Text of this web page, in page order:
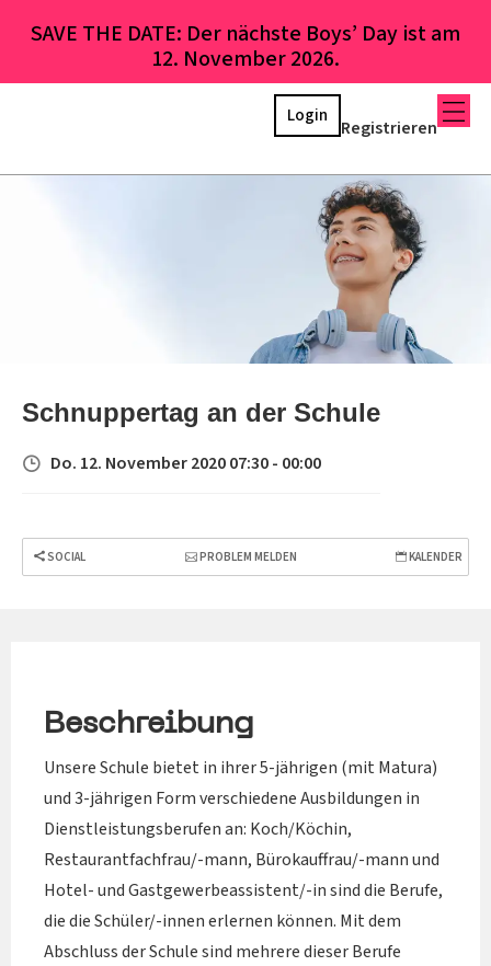
SAVE THE DATE: Der nächste Boys’ Day ist am
12. November 2026.
Registrieren
Login
Schnuppertag an der Schule
Do. 12. November 2020 07:30 - 00:00
SOCIAL PROBLEM MELDEN KALENDER
Beschreibung
Unsere Schule bietet in ihrer 5-jährigen (mit Matura)
und 3-jährigen Form verschiedene Ausbildungen in
Dienstleistungsberufen an: Koch/Köchin,
Restaurantfachfrau/-mann, Bürokauffrau/-mann und
Hotel- und Gastgewerbeassistent/-in sind die Berufe,
die die Schüler/-innen erlernen können. Mit dem
Abschluss der Schule sind mehrere dieser Berufe